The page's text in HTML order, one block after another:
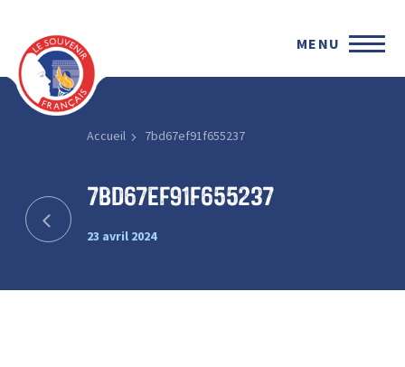
MENU
Accueil 7bd67ef91f655237
7bd67ef91f655237
23 avril 2024